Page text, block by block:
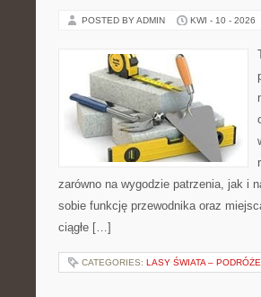
POSTED BY ADMIN KWI - 10 - 2026
zarówno na wygodzie patrzenia, jak i
sobie funkcję przewodnika oraz
ciągłe […]
CATEGORIES: LASY ŚWIATA –